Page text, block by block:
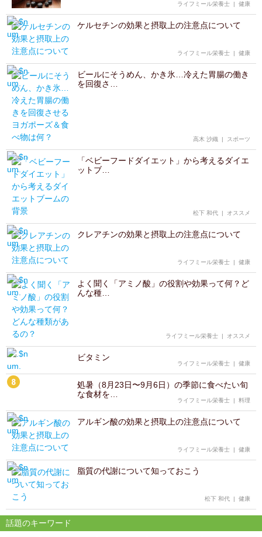
ライフミール栄養士 | 健康
ケルセチンの効果と摂取上の注意点について
ライフミール栄養士 | 健康
ビールにそうめん、かき氷…冷えた胃腸の働き
を回復さ…
高木 沙織 | スポーツ
「ベビーフードダイエット」から考えるダイエ
ットブ…
松下 和代 | オススメ
クレアチンの効果と摂取上の注意点について
ライフミール栄養士 | 健康
よく聞く「アミノ酸」の役割や効果って何？ど
んな種…
ライフミール栄養士 | オススメ
ビタミン
ライフミール栄養士 | 健康
処暑（8月23日〜9月6日）の季節に食べたい旬
な食材を…
ライフミール栄養士 | 料理
アルギン酸の効果と摂取上の注意点について
ライフミール栄養士 | 健康
脂質の代謝について知っておこう
松下 和代 | 健康
話題のキーワード